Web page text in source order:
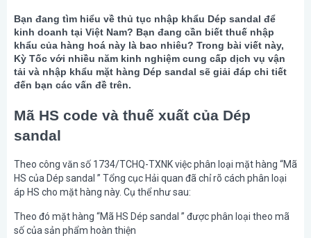
Bạn đang tìm hiểu về thủ tục nhập khẩu Dép sandal để
kinh doanh tại Việt Nam? Bạn đang cần biết thuế nhập
khẩu của hàng hoá này là bao nhiêu? Trong bài viết này,
Kỳ Tốc với nhiều năm kinh nghiệm cung cấp dịch vụ vận
tải và nhập khẩu mặt hàng Dép sandal sẽ giải đáp chi tiết
đến bạn các vấn đề trên.
Mã HS code và thuế xuất của Dép
sandal
Theo công văn số 1734/TCHQ-TXNK việc phân loại mặt hàng “Mã
HS của Dép sandal ” Tổng cục Hải quan đã chỉ rõ cách phân loại
áp HS cho mặt hàng này. Cụ thể như sau:
Theo đó mặt hàng “Mã HS Dép sandal ” được phân loại theo mã
số của sản phẩm hoàn thiện